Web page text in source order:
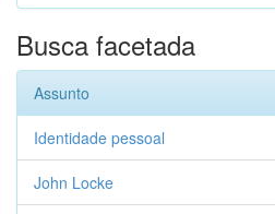
Busca facetada
Assunto
Identidade pessoal
John Locke